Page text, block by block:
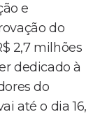
e
do
2,7 milhões
dedicado à
do
até o dia 16,